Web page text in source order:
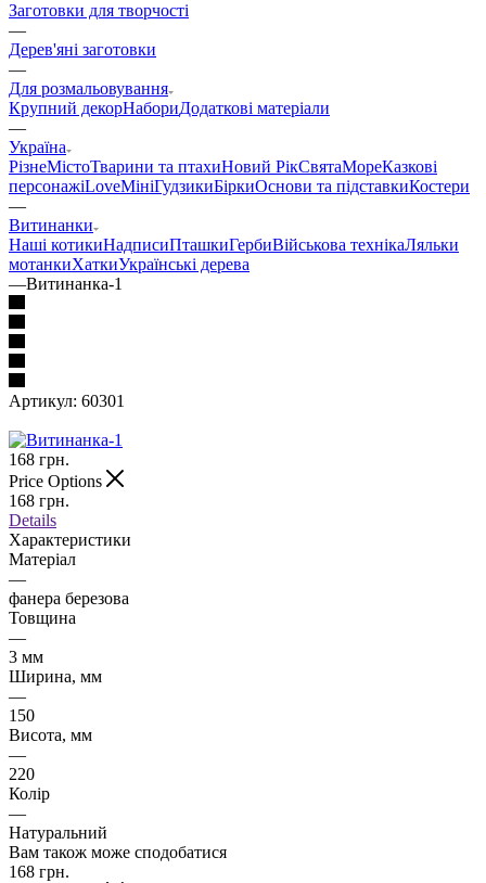
Заготовки для творчості
—
Дерев'яні заготовки
—
Для розмальовування
Крупний декорНабориДодаткові матеріали
—
Україна
РізнеМістоТварини та птахиНовий РікСвятаМореКазкові
персонажіLoveМініГудзикиБіркиОснови та підставкиКостери
—
Витинанки
Наші котикиНадписиПташкиГербиВійськова технікаЛяльки
мотанкиХаткиУкраїнські дерева
—Витинанка-1
Артикул: 60301
168 грн.
Price Options
168 грн.
Details
Характеристики
Матеріал
—
фанера березова
Товщина
—
3 мм
Ширина, мм
—
150
Висота, мм
—
220
Колір
—
Натуральний
Вам також може сподобатися
168 грн.